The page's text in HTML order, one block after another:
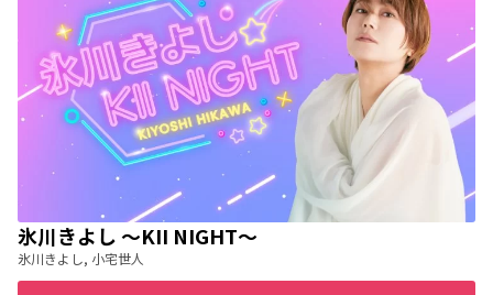
氷川きよし 〜KII NIGHT〜
氷川きよし, 小宅世人